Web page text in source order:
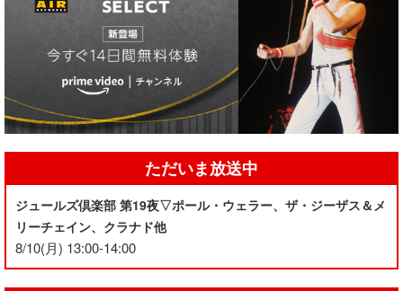
ただいま放送中
ジュールズ倶楽部 第19夜▽ポール・ウェラー、ザ・ジーザス＆メ
リーチェイン、クラナド他
8/10(月) 13:00-14:00